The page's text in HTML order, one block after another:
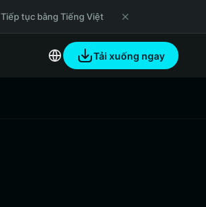
Tiếp tục bằng Tiếng Việt
Tải xuống ngay